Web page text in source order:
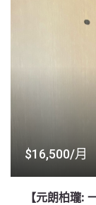
$16,500/月